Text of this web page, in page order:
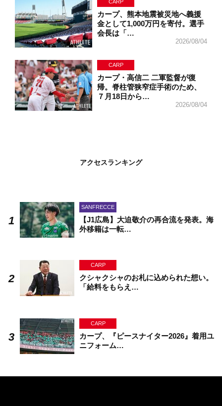
CARP
カープ、熊本地震被災地へ義援
金として1,000万円を寄付。選手
会長は「…
2026/08/04
CARP
カープ・高信二 二軍監督が復
帰。脊柱管狭窄症手術のため、
７月18日から…
2026/08/04
アクセスランキング
SANFRECCE
【J1広島】大迫敬介の再合流を発表。海
外移籍は一転…
CARP
クシャクシャのお札に込められた想い。
「給料をもらえ…
CARP
カープ、『ピースナイター2026』着用ユ
ニフォーム…